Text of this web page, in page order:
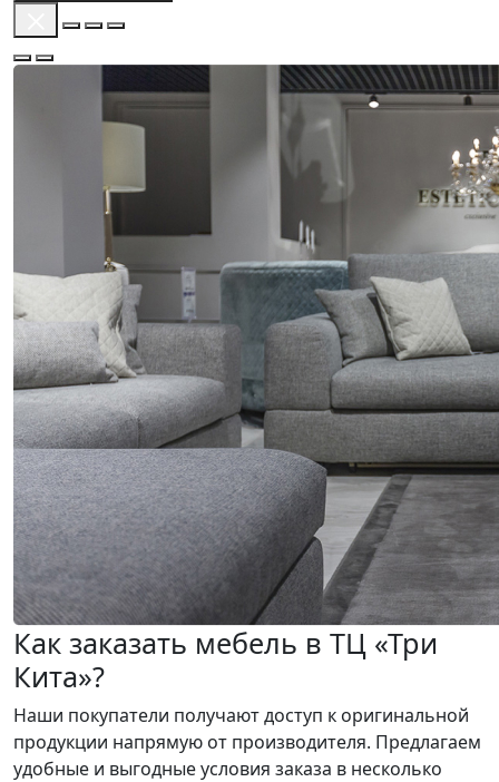
Как заказать мебель в ТЦ «Три
Кита»?
Наши покупатели получают доступ к оригинальной
продукции напрямую от производителя. Предлагаем
удобные и выгодные условия заказа в несколько